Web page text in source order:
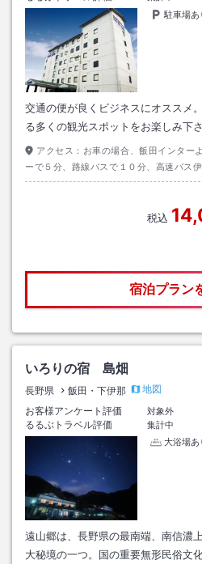
駐車場あ
交通の便が良くビジネスにオススメ
る多くの観光スポットをお楽しみ下さ
アクセス： お車の場合、飯田インター
ーで５分、路線バスで１０分、高速バス
税込
宿泊プラン
いろりの宿 島畑
長野県 飯田・下伊那
地図
お客様アンケート評価
対象外
るるぶトラベル評価
集計中
大浴場あ
遠山郷は、長野県の最南端、南信濃
大秘境の一つ。国の重要無形民俗文